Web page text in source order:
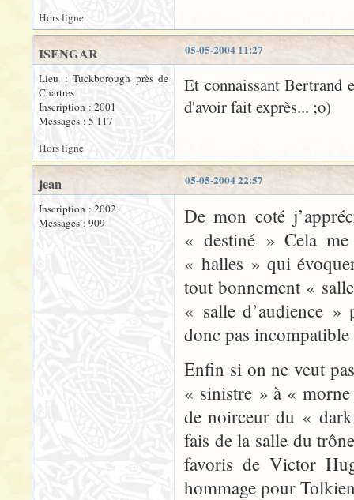
Hors ligne
05-05-2004 11:27
ISENGAR
Lieu : Tuckborough près de
Chartres
Inscription : 2001
Messages : 5 117
Et connaissant Bertrand
d'avoir fait exprès... ;o)
Hors ligne
05-05-2004 22:57
jean
Inscription : 2002
Messages : 909
De mon coté
« destiné » Cela me
« halles » qui
tout bonnement «
« salle d’audience
donc pas
Enfin si on ne veut
« sinistre » à «
de noirceur du «
fais de la salle du
favoris de Victor
hommage pour